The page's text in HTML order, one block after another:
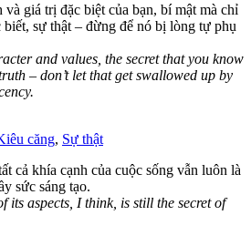
giá trị đặc biệt của bạn, bí mật mà chỉ
sự thật – đừng để nó bị lòng tự phụ
and values, the secret that you know
– don’t let that get swallowed up by
căng, Sự thật
cả khía cạnh của cuộc sống vẫn luôn là
sức sáng tạo.
its aspects, I think, is still the secret of